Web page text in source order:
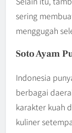
sering
menggugah
Soto Ayam
Indonesia
berbagai
karakter kuah
kuliner